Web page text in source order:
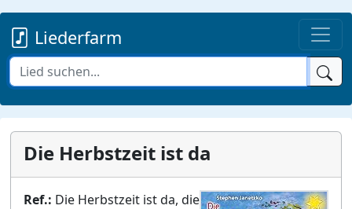
Liederfarm
Die Herbstzeit ist da
Ref.: Die Herbstzeit ist da, die